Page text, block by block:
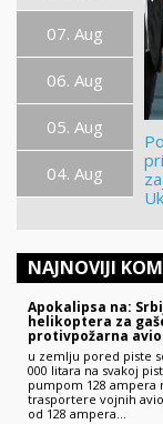
07. Aug
06. Aug
05. Aug
04. Aug
NAJNOVIJI
Apokalipsa na:
helikoptera za
protivpožarna
u zemlju pored piste
000 litara na svakoj
pumpom 128 ampera
trasportere vojnih
od 128 ampera…